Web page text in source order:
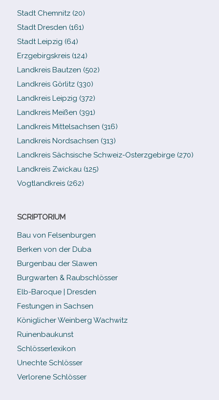
Stadt Chemnitz (20)
Stadt Dresden (161)
Stadt Leipzig (64)
Erzgebirgskreis (124)
Landkreis Bautzen (502)
Landkreis Görlitz (330)
Landkreis Leipzig (372)
Landkreis Meißen (391)
Landkreis Mittelsachsen (316)
Landkreis Nordsachsen (313)
Landkreis Sächsische Schweiz-​Osterzgebirge (270)
Landkreis Zwickau (125)
Vogtlandkreis (262)
SCRIPTORIUM
Bau von Felsenburgen
Berken von der Duba
Burgenbau der Slawen
Burgwarten & Raubschlösser
Elb-​Baroque | Dresden
Festungen in Sachsen
Königlicher Weinberg Wachwitz
Ruinenbaukunst
Schlösserlexikon
Unechte Schlösser
Verlorene Schlösser